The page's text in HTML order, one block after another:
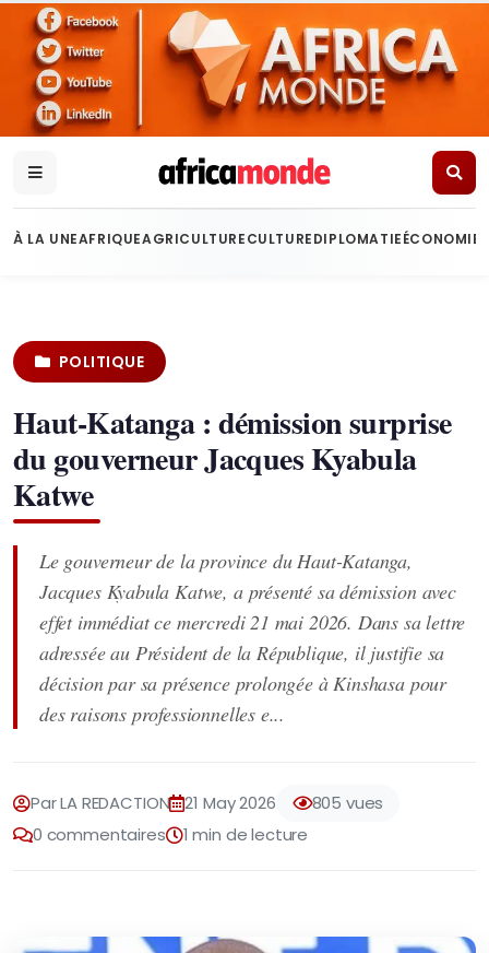
À LA UNEAFRIQUEAGRICULTURECULTUREDIPLOMATIEÉCONOMIE
POLITIQUE
Haut-Katanga : démission surprise
du gouverneur Jacques Kyabula
Katwe
Le gouverneur de la province du Haut-Katanga,
Jacques Kyabula Katwe, a présenté sa démission avec
effet immédiat ce mercredi 21 mai 2026. Dans sa lettre
adressée au Président de la République, il justifie sa
décision par sa présence prolongée à Kinshasa pour
des raisons professionnelles e...
Par LA REDACTION 21 May 2026
805 vues
0 commentaires
1 min de lecture